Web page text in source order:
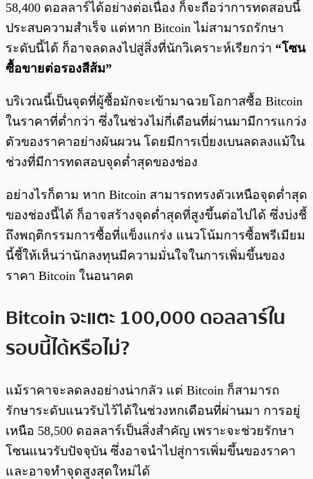
58,400 ดอลลาร์ได้อย่างต่อเนื่อง ก็จะถือว่าการทดสอบนี้
ประสบความสำเร็จ แต่หาก Bitcoin ไม่สามารถรักษา
ระดับนี้ได้ ก็อาจลดลงไปสู่สิ่งที่นักวิเคราะห์เรียกว่า “โซน
ซื้อขายต่อรองสีส้ม”
บริเวณนี้เป็นจุดที่ผู้ซื้อมักจะเข้ามาฉวยโอกาสซื้อ Bitcoin
ในราคาที่ต่ำกว่า ซึ่งในช่วงไม่กี่เดือนที่ผ่านมามีการแกว่ง
ตัวของราคาอย่างผันผวน โดยมีการเบี่ยงเบนลดลงแม้ใน
ช่วงที่มีการทดสอบจุดต่ำสุดของช่อง
อย่างไรก็ตาม หาก Bitcoin สามารถทรงตัวเหนือจุดต่ำสุด
ของช่องนี้ได้ ก็อาจสร้างจุดต่ำสุดที่สูงขึ้นต่อไปได้ ซึ่งบ่งชี้
ถึงพฤติกรรมการซื้อที่แข็งแกร่ง แนวโน้มการซื้อพรีเมียม
นี้ชี้ให้เห็นว่านักลงทุนมีความมั่นใจในการเพิ่มขึ้นของ
ราคา Bitcoin ในอนาคต
Bitcoin จะแตะ 100,000 ดอลลาร์ใน
รอบนี้ได้หรือไม่?
แม้ราคาจะลดลงอย่างน่ากลัว แต่ Bitcoin ก็สามารถ
รักษาระดับแนวรับไว้ได้ในช่วงหกเดือนที่ผ่านมา การอยู่
เหนือ 58,500 ดอลลาร์เป็นสิ่งสำคัญ เพราะจะช่วยรักษา
โซนแนวรับปัจจุบัน ซึ่งอาจนำไปสู่การเพิ่มขึ้นของราคา
และอาจทำจุดสูงสุดใหม่ได้